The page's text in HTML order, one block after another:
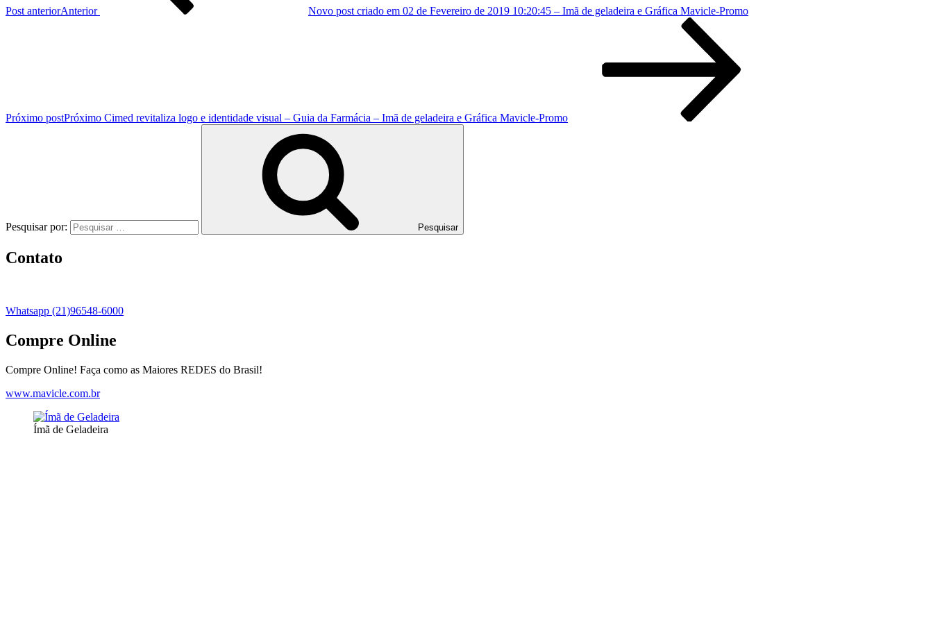
Post anteriorAnterior Novo post criado em 02 de Fevereiro de 2019 10:20:45 – Imã de geladeira e Gráfica Mavicle-Promo
Próximo postPróximo Cimed revitaliza logo e identidade visual – Guia da Farmácia – Imã de geladeira e Gráfica Mavicle-Promo
Pesquisar por: Pesquisar
Contato
Whatsapp (21)96548-6000
Compre Online
Compre Online! Faça como as Maiores REDES do Brasil!
www.mavicle.com.br
Ímã de Geladeira